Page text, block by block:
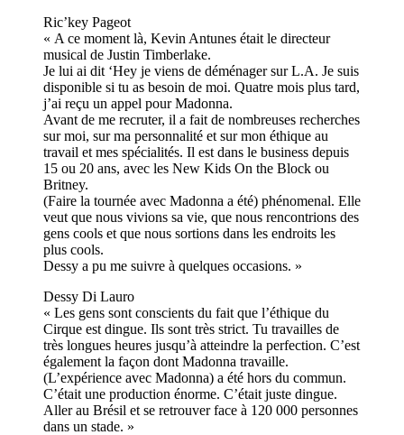
Ric’key Pageot
« A ce moment là, Kevin Antunes était le directeur
musical de Justin Timberlake.
Je lui ai dit ‘Hey je viens de déménager sur L.A. Je suis
disponible si tu as besoin de moi. Quatre mois plus tard,
j’ai reçu un appel pour Madonna.
Avant de me recruter, il a fait de nombreuses recherches
sur moi, sur ma personnalité et sur mon éthique au
travail et mes spécialités. Il est dans le business depuis
15 ou 20 ans, avec les New Kids On the Block ou
Britney.
(Faire la tournée avec Madonna a été) phénomenal. Elle
veut que nous vivions sa vie, que nous rencontrions des
gens cools et que nous sortions dans les endroits les
plus cools.
Dessy a pu me suivre à quelques occasions. »
Dessy Di Lauro
« Les gens sont conscients du fait que l’éthique du
Cirque est dingue. Ils sont très strict. Tu travailles de
très longues heures jusqu’à atteindre la perfection. C’est
également la façon dont Madonna travaille.
(L’expérience avec Madonna) a été hors du commun.
C’était une production énorme. C’était juste dingue.
Aller au Brésil et se retrouver face à 120 000 personnes
dans un stade. »